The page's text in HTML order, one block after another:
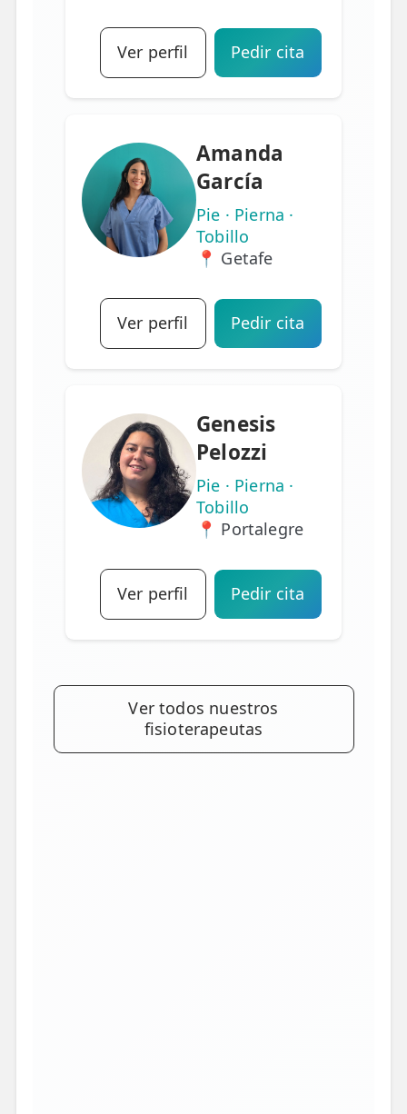
Ver perfil Pedir cita
Amanda
García
Pie · Pierna ·
Tobillo
📍 Getafe
Ver perfil Pedir cita
Genesis
Pelozzi
Pie · Pierna ·
Tobillo
📍 Portalegre
Ver perfil Pedir cita
Ver todos nuestros
fisioterapeutas